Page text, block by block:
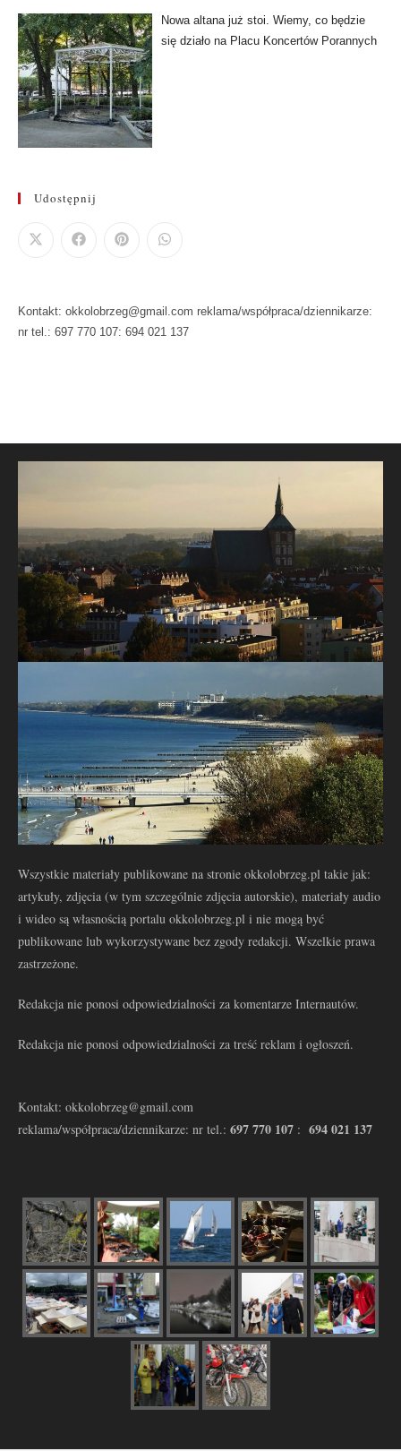
Nowa altana już stoi. Wiemy, co będzie
się działo na Placu Koncertów Porannych
Udostępnij
Kontakt: okkolobrzeg@gmail.com reklama/współpraca/dziennikarze:
nr tel.: 697 770 107: 694 021 137
Wszystkie materiały publikowane na stronie okkolobrzeg.pl takie jak:
artykuły, zdjęcia (w tym szczególnie zdjęcia autorskie), materiały audio
i wideo są własnością portalu okkolobrzeg.pl i nie mogą być
publikowane lub wykorzystywane bez zgody redakcji. Wszelkie prawa
zastrzeżone.
Redakcja nie ponosi odpowiedzialności za komentarze Internautów.
Redakcja nie ponosi odpowiedzialności za treść reklam i ogłoszeń.
Kontakt: okkolobrzeg@gmail.com
reklama/współpraca/dziennikarze: nr tel.: 697 770 107 : 694 021 137